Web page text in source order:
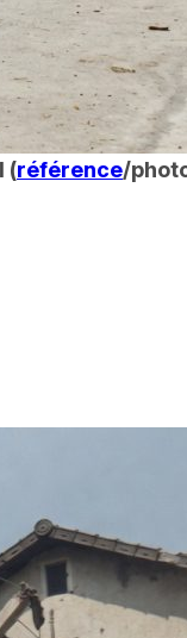
(référence/